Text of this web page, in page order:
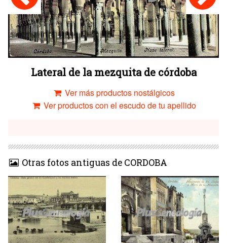
Lateral de la mezquita de córdoba
Ver más productos nostálgicos
Ver productos con el escudo de tu apellido
Otras fotos antiguas de CORDOBA